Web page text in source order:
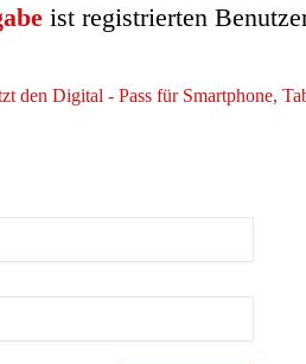
ist registrierten
den Digital - Pass für Smartphone,